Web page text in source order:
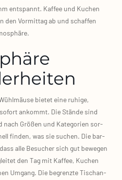
ent­spannt. Kaf­fee und Kuchen
den Vor­mit­tag ab und schaf­fen
bie­tet eine ruhi­ge,
ankommt. Die Stän­de sind
nach Grö­ßen und Kate­go­rien sor­
fin­den, was sie suchen. Die bar­
alle Besu­cher sich gut bewe­gen
den Tag mit Kaf­fee, Kuchen
Umgang. Die begrenz­te Tischan­